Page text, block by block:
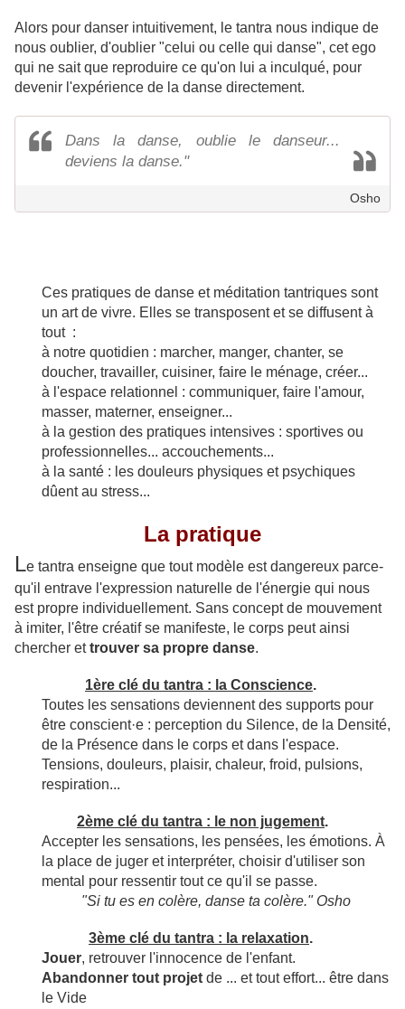
Alors pour danser intuitivement, le tantra nous indique de
nous oublier, d'oublier "celui ou celle qui danse", cet ego
qui ne sait que reproduire ce qu'on lui a inculqué, pour
devenir l'expérience de la danse directement.
Dans la danse, oublie le danseur...
deviens la danse."
Osho
Ces pratiques de danse et méditation tantriques sont
un art de vivre. Elles se transposent et se diffusent à
tout :
à notre quotidien : marcher, manger, chanter, se
doucher, travailler, cuisiner, faire le ménage, créer...
à l'espace relationnel : communiquer, faire l'amour,
masser, materner, enseigner...
à la gestion des pratiques intensives : sportives ou
professionnelles... accouchements...
à la santé : les douleurs physiques et psychiques
dûent au stress...
La pratique
Le tantra enseigne que tout modèle est dangereux parce-
qu'il entrave l'expression naturelle de l'énergie qui nous
est propre individuellement. Sans concept de mouvement
à imiter, l'être créatif se manifeste, le corps peut ainsi
chercher ettrouver sa propre danse.
1ère clé du tantra : la Conscience.
Toutes les sensations deviennent des supports pour
être conscient·e : perception du Silence, de la Densité,
de la Présence dans le corps et dans l'espace.
Tensions, douleurs, plaisir, chaleur, froid, pulsions,
respiration...
2ème clé du tantra : le non jugement.
Accepter les sensations, les pensées, les émotions. À
la place de juger et interpréter, choisir d'utiliser son
mental pour ressentir tout ce qu'il se passe.
"Si tu es en colère, danse ta colère." Osho
3ème clé du tantra : la relaxation.
Jouer, retrouver l'innocence de l'enfant.
Abandonner tout projet de ... et tout effort... être dans
le Vide